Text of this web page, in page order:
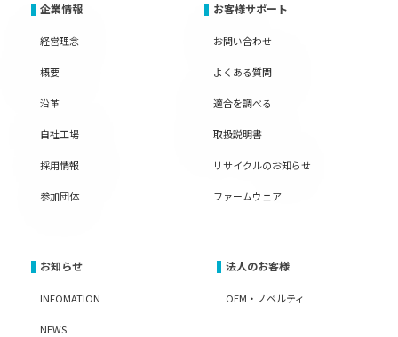
企業情報
経営理念
概要
沿革
自社工場
採用情報
参加団体
お客様サポート
お問い合わせ
よくある質問
適合を調べる
取扱説明書
リサイクルのお知らせ
ファームウェア
お知らせ
INFOMATION
NEWS
法人のお客様
OEM・ノベルティ